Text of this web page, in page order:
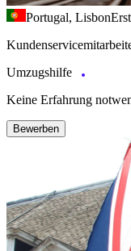
Portugal, Lisbon
Umzugshilfe
Keine Erfahrung
Bewerben